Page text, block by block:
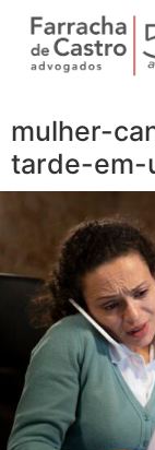
mulher-
tarde-em-